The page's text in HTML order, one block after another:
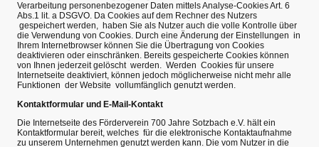
Verarbeitung personenbezogener Daten mittels Analyse-Cookies Art. 6
Abs.1 lit. a DSGVO. Da Cookies auf dem Rechner des Nutzers
gespeichert werden, haben Sie als Nutzer auch die volle Kontrolle über
die Verwendung von Cookies. Durch eine Änderung der Einstellungen in
Ihrem Internetbrowser können Sie die Übertragung von Cookies
deaktivieren oder einschränken. Bereits gespeicherte Cookies können
von Ihnen jederzeit gelöscht werden. Werden Cookies für unsere
Internetseite deaktiviert, können jedoch möglicherweise nicht mehr alle
Funktionen der Website vollumfänglich genutzt werden.
Kontaktformular und E-Mail-Kontakt
Die Internetseite des Förderverein 700 Jahre Sotzbach e.V. hält ein
Kontaktformular bereit, welches für die elektronische Kontaktaufnahme
zu unserem Unternehmen genutzt werden kann. Die vom Nutzer in die